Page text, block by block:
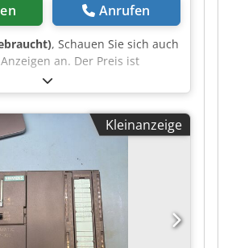
Anrufen
, Schauen Sie sich auch
an. Der Preis ist
Il Ne Afrjr
Kleinanzeige